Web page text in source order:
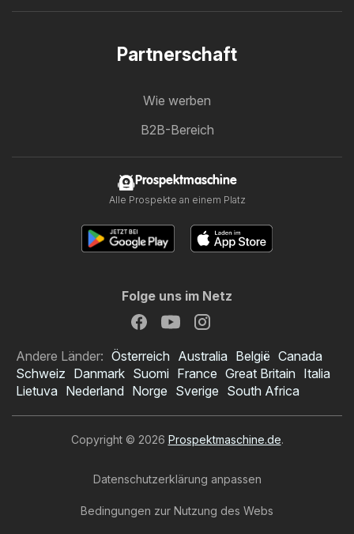
Partnerschaft
Wie werben
B2B-Bereich
Prospektmaschine
Alle Prospekte an einem Platz
Folge uns im Netz
Andere Länder: Österreich Australia België Canada
Schweiz Danmark Suomi France Great Britain Italia
Lietuva Nederland Norge Sverige South Africa
Copyright © 2026 Prospektmaschine.de.
Datenschutzerklärung anpassen
Bedingungen zur Nutzung des Webs